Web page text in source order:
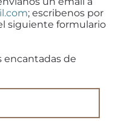
; escribenos por
siguiente formulario
encantadas de